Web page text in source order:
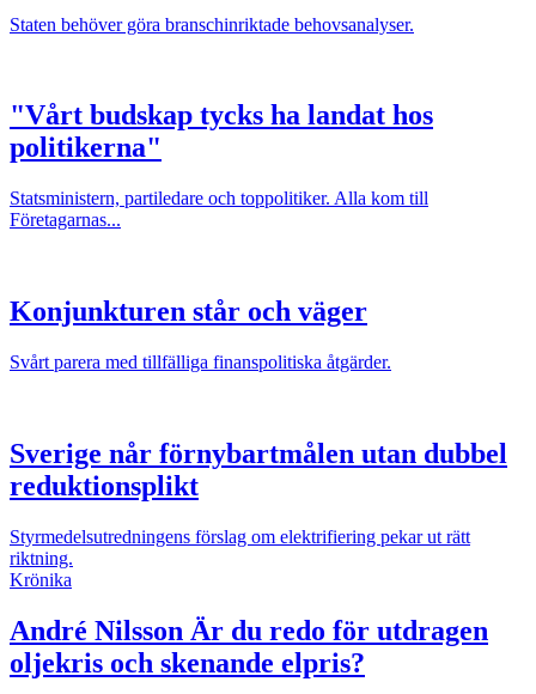
Staten behöver göra branschinriktade behovsanalyser.
"Vårt budskap tycks ha landat hos
politikerna"
Statsministern, partiledare och toppolitiker. Alla kom till
Företagarnas...
Konjunkturen står och väger
Svårt parera med tillfälliga finanspolitiska åtgärder.
Sverige når förnybartmålen utan dubbel
reduktionsplikt
Styrmedelsutredningens förslag om elektrifiering pekar ut rätt
riktning.
Krönika
André Nilsson Är du redo för utdragen
oljekris och skenande elpris?